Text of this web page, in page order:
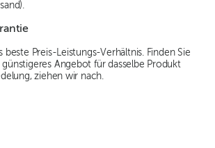
beste Preis-Leistungs-Verhältnis. Finden Sie
Angebot für dasselbe Produkt
ziehen wir nach.